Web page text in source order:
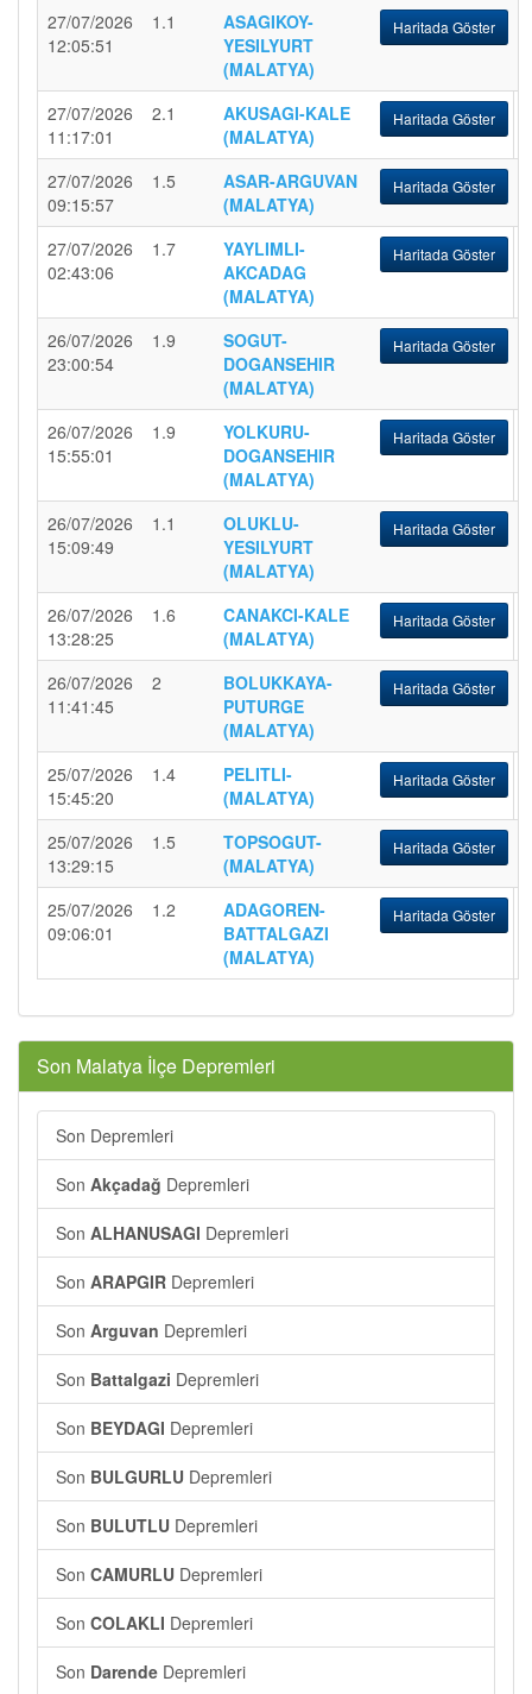
27/07/2026
12:05:51
1.1
ASAGIKOY-
YESILYURT
(MALATYA)
Haritada Göster
27/07/2026
11:17:01
2.1
AKUSAGI-KALE
(MALATYA)
Haritada Göster
27/07/2026
09:15:57
1.5
ASAR-ARGUVAN
(MALATYA)
Haritada Göster
27/07/2026
02:43:06
1.7
YAYLIMLI-
AKCADAG
(MALATYA)
Haritada Göster
26/07/2026
23:00:54
1.9
SOGUT-
DOGANSEHIR
(MALATYA)
Haritada Göster
26/07/2026
15:55:01
1.9
YOLKURU-
DOGANSEHIR
(MALATYA)
Haritada Göster
26/07/2026
15:09:49
1.1
OLUKLU-
YESILYURT
(MALATYA)
Haritada Göster
26/07/2026
13:28:25
1.6
CANAKCI-KALE
(MALATYA)
Haritada Göster
26/07/2026
11:41:45
2
BOLUKKAYA-
PUTURGE
(MALATYA)
Haritada Göster
25/07/2026
15:45:20
1.4
PELITLI-
(MALATYA)
Haritada Göster
25/07/2026
13:29:15
1.5
TOPSOGUT-
(MALATYA)
Haritada Göster
25/07/2026
09:06:01
1.2
ADAGOREN-
BATTALGAZI
(MALATYA)
Haritada Göster
Son Malatya İlçe Depremleri
Son Depremleri
Son Akçadağ Depremleri
Son ALHANUSAGI Depremleri
Son ARAPGIR Depremleri
Son Arguvan Depremleri
Son Battalgazi Depremleri
Son BEYDAGI Depremleri
Son BULGURLU Depremleri
Son BULUTLU Depremleri
Son CAMURLU Depremleri
Son COLAKLI Depremleri
Son Darende Depremleri